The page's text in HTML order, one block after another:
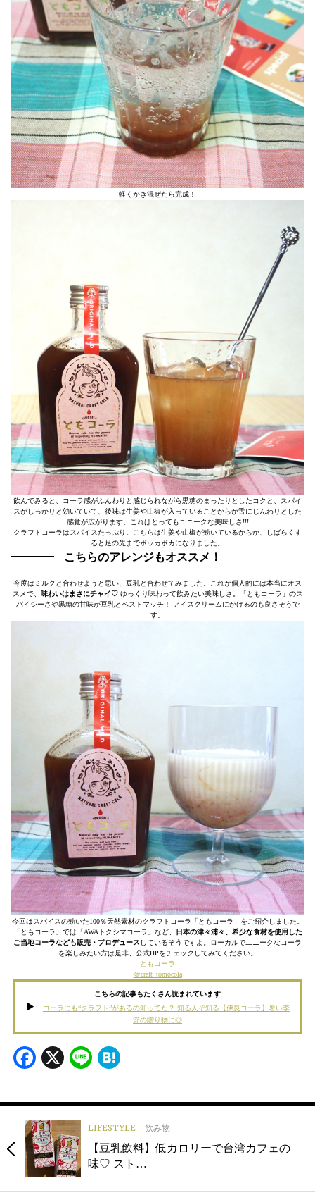
軽くかき混ぜたら完成！
飲んでみると、コーラ感がふんわりと感じられながら黒糖のまったりとしたコクと、スパイ
スがしっかりと効いていて、後味は生姜や山椒が入っていることからか舌にじんわりとした
感覚が広がります。これはとってもユニークな美味しさ!!!
クラフトコーラはスパイスたっぷり。こちらは生姜や山椒が効いているからか、しばらくす
ると足の先までポッカポカになりました。
こちらのアレンジもオススメ！
今度はミルクと合わせようと思い、豆乳と合わせてみました。これが個人的には本当にオス
スメで、 味わいはまさにチャイ♡ゆっくり味わって飲みたい美味しさ。「ともコーラ」のス
パイシーさや黒糖の甘味が豆乳とベストマッチ！ アイスクリームにかけるのも良さそうで
す。
今回はスパイスの効いた100％天然素材のクラフトコーラ「ともコーラ」をご紹介しました。
「ともコーラ」では「AWAトクシマコーラ」など、
日本の津々浦々、希少な食材を使用した
ご当地コーラなども販売・プロデュース しているそうですよ。ローカルでユニークなコーラ
を楽しみたい方は是非、公式HPをチェックしてみてください。
ともコーラ
＠craft_tomocola
こちらの記事もたくさん読まれています
コーラにも“クラフト”があるの知ってた？ 知る人ぞ知る【伊良コーラ】暑い季
節の贈り物に◎
Facebook
X Line
LIFESTYLE 飲み物
【豆乳飲料】低カロリーで台湾カフェの
味♡ スト…